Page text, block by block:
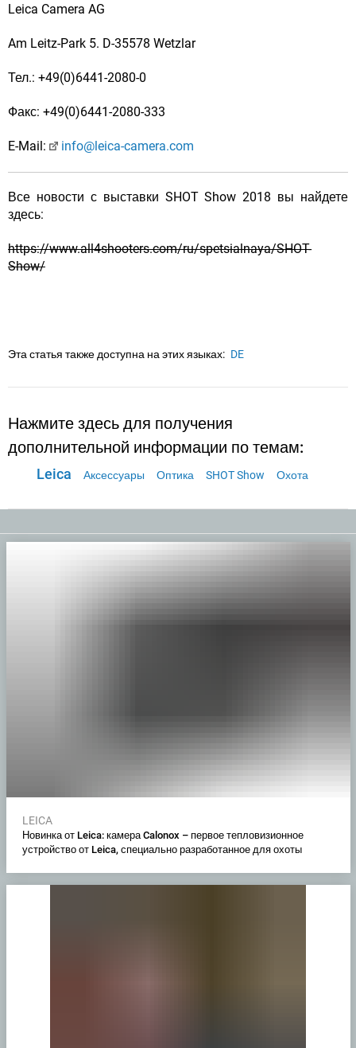
Leica Camera AG
Am Leitz-Park 5. D-35578 Wetzlar
Тел.: +49(0)6441-2080-0
Факс: +49(0)6441-2080-333
E-Mail: info@leica-camera.com
Все новости с выставки SHOT Show 2018 вы найдете
здесь:
https://www.all4shooters.com/ru/spetsialnaya/SHOT-
Show/
Эта статья также доступна на этих языках: DE
Нажмите здесь для получения
дополнительной информации по темам:
Leica Аксессуары Оптика SHOT Show Охота
LEICA
Новинка от Leica: камера Calonox – первое тепловизионное
устройство от Leica, специально разработанное для охоты